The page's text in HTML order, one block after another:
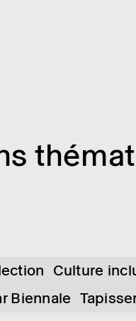
Culture
Biennale